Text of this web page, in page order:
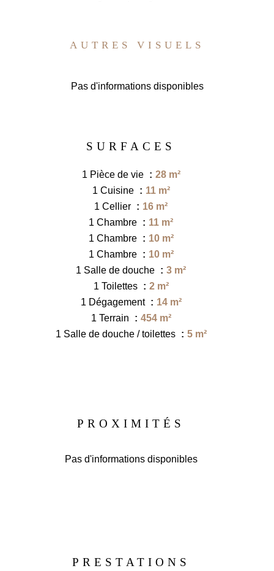
AUTRES VISUELS
Pas d'informations disponibles
SURFACES
1 Pièce de vie
28 m²
1 Cuisine
11 m²
1 Cellier
16 m²
1 Chambre
11 m²
1 Chambre
10 m²
1 Chambre
10 m²
1 Salle de douche
3 m²
1 Toilettes
2 m²
1 Dégagement
14 m²
1 Terrain
454 m²
1 Salle de douche / toilettes
5 m²
PROXIMITÉS
Pas d'informations disponibles
PRESTATIONS